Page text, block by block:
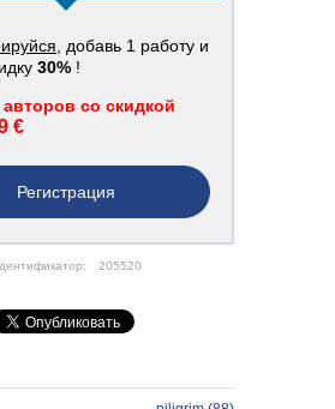
, добавь 1 работу и
30% !
со скидкой
€
Регистрация
205520